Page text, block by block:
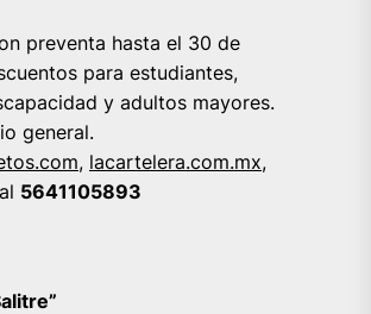
preventa hasta el 30 de
para estudiantes,
y adultos mayores.
general.
, lacartelera.com.mx,
5641105893